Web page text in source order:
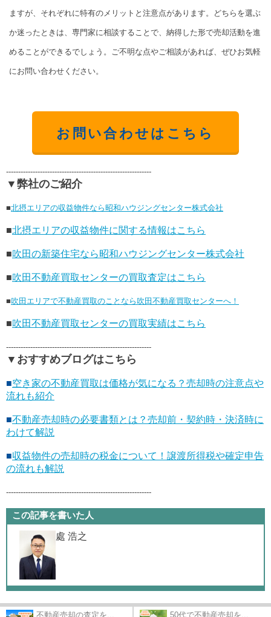
ますが、それぞれに特有のメリットと注意点があります。どちらを選ぶ
か迷ったときは、専門家に相談することで、納得した形で売却活動を進
めることができるでしょう。ご不明な点やご相談があれば、ぜひお気軽
にお問い合わせください。
お問い合わせはこちら
------------------------------------------------------------
▼弊社のご紹介
■北摂エリアの収益物件なら昭和ハウジングセンター株式会社
■北摂エリアの収益物件に関する情報はこちら
■吹田の新築住宅なら昭和ハウジングセンター株式会社
■吹田不動産買取センターの買取査定はこちら
■吹田エリアで不動産買取のことなら吹田不動産買取センターへ！
■吹田不動産買取センターの買取実績はこちら
------------------------------------------------------------
▼おすすめブログはこちら
■空き家の不動産買取は価格が気になる？売却時の注意点や
流れも紹介
■不動産売却時の必要書類とは？売却前・契約時・決済時に
わけて解説
■収益物件の売却時の税金について！譲渡所得税や確定申告
の流れも解説
------------------------------------------------------------
この記事を書いた人
處 浩之
不動産売却の査定を... 50代で不動産売却を...